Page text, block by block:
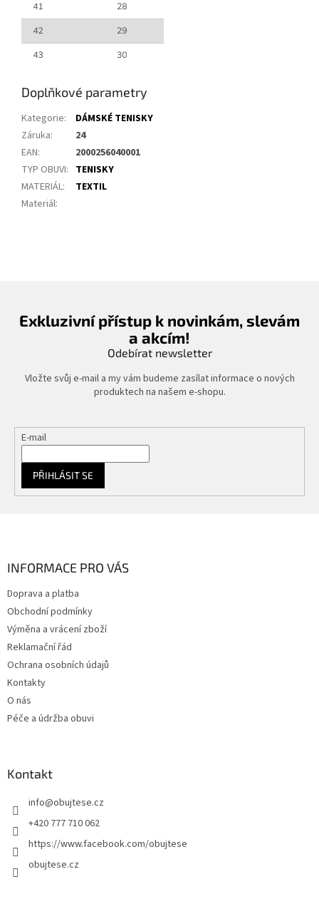
Doplňkové parametry
Kategorie:
DÁMSKÉ TENISKY
Záruka:
24
EAN:
2000256040001
TYP OBUVI: TENISKY
MATERIÁL:
TEXTIL
Materiál:
Exkluzivní přístup k novinkám, slevám
a akcím!
Odebírat newsletter
Vložte svůj e-mail a my vám budeme zasílat informace o nových
produktech na našem e-shopu.
E-mail
PŘIHLÁSIT SE
INFORMACE PRO VÁS
Doprava a platba
Obchodní podmínky
Výměna a vrácení zboží
Reklamační řád
Ochrana osobních údajů
Kontakty
O nás
Péče a údržba obuvi
Kontakt
info@obujtese.cz
+420 777 710 062
https://www.facebook.com/obujtese
obujtese.cz